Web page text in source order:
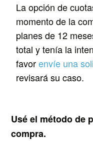
La opción de
momento de la
planes de 12
total y tenía la
favorenvíe una
revisará su caso.
Usé el método de
compra.